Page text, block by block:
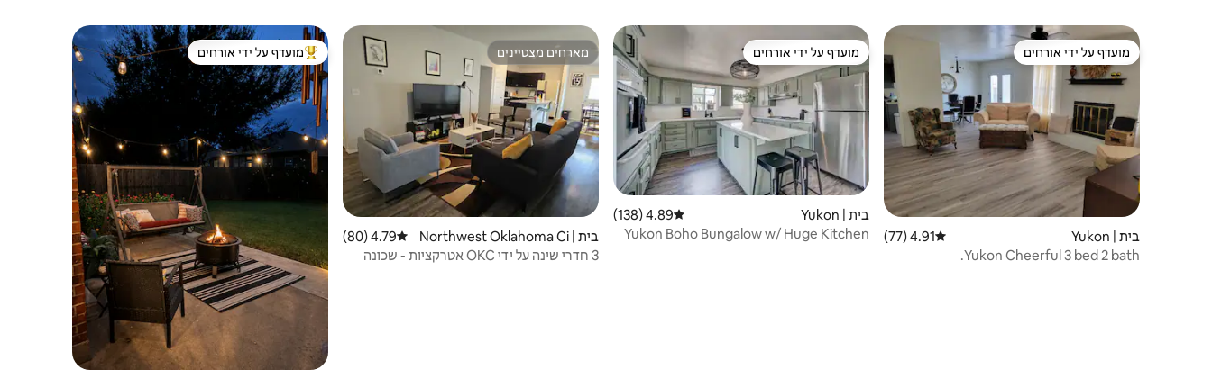
מועדף על ידי אורחים
מועדף על ידי אורחים
בית | Yukon דירוג ממוצע של 4.91 מתוך 5, 77 ביקורות
4.91 (77)
Yukon Cheerful 3 bed 2 bath.
מועדף על ידי אורחים
מועדף על ידי אורחים
בית | Yukon דירוג ממוצע של 4.89 מתוך 5, 138 ביקורות
4.89 (138)
Yukon Boho Bungalow w/ Huge Kitchen
מארחים מצטיינים
מארחים מצטיינים
בית | Northwest Oklahoma Ci
ty
דירוג ממוצע של 4.79 מתוך 5, 80 ביקורות
4.79 (80)
3 חדרי שינה על ידי OKC אטרקציות - שכונה
מוביל בקרב נכסים מועדפים על ידי אורחים
מועדף על ידי אורחים